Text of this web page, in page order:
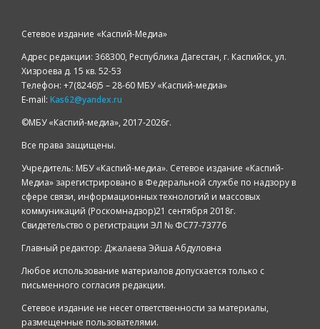
Сетевое издание «Каспий-Медиа»
Адрес редакции: 368300, Республика Дагестан, г. Каспийск, ул.
Хизроева д. 15 кв. 52-53
Телефон: +7(8246)5 – 28-60 МБУ «Каспий-медиа»
E-mail: Kas62@yandex.ru
©️МБУ «Каспий-медиа», 2017-2026г.
Все права защищены.
Учредитель: МБУ «Каспий-медиа». Сетевое издание «Каспий-
Медиа» зарегистрировано в Федеральной службе по надзору в
сфере связи, информационных технологий и массовых
коммуникаций (Роскомнадзор)21 сентября 2018г.
Свидетельство о регистрации ЭЛ № ФС77-73776
Главный редактор: Джалаева Эйша Абдуловна
Любое использование материалов допускается только с
письменного согласия редакции.
Сетевое издание не несет ответственности за материалы,
размещенные пользователями.